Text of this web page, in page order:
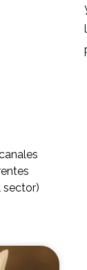
sector)